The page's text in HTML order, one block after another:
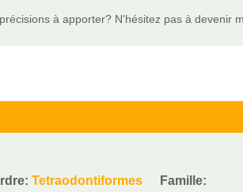
à apporter? N'hésitez pas à devenir
Tetraodontiformes
Famille: